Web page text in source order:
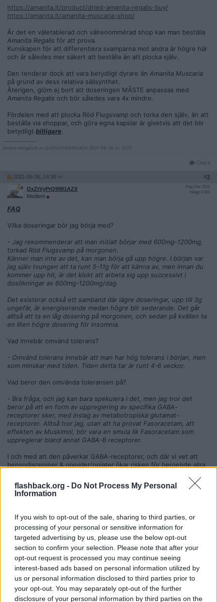
flashback.org - Do Not Process My Personal
Information
If you wish to opt-out of the sale, sharing to third parties, or
processing of your personal or sensitive information for
targeted advertising by us, please use the below opt-out
section to confirm your selection. Please note that after your
opt-out request is processed you may continue seeing
interest-based ads based on personal information utilized by
us or personal information disclosed to third parties prior to
your opt-out. You may separately opt-out of the further
disclosure of your personal information by third parties on the
https://amanita.lt/product/dried-amanita-regalis-buy/
https://amanita.lt/amanita-muscaria-shop/
Är det en väletablerad och välrenommérad shop kan man beställa
Amanita Regalis för att prova.
Kunskapen för att differentiera svamparna mot andra är högre här
och är således mer säkert att beställa än att plocka själv.
Den tenderar dock att vara betydligt dyrare än Amanita Muscaria
på grund av dess relativa sällsynthet.
Återigen, glöm ej bort att doseringen MÅSTE anpassas med
Amanita Regalis och bör således vara 4x mindre.
Fördelen med att plocka Röd Flugsvamp och torka den själv, än att
beställa via shoppar, och göra egna kapslar är givetvis att det blir
betydligt billigare.
Senast redigerad av QxZtVyPrQ9981AZX 2021-06-26 kl. 15:01.
Citera
2021-06-26, 14:36 #3
QxZtVyPrQ9981AZX
Medlem
Reg: Dec 2015
Inlägg: 6 163
FAQ
Vilka doseringar bör jag börja med?
- Jag rekommenderar att man initialt börjar med 600mg-1200mg,
torkad Röd Flugsvamp på morgonen.
Känner man inte av det, kan man börja gå upp högre. I början var
jag själv tvungen att ta runt 5-11g för att känna av, men innan du
kommer upp hit, är det klokt att arbeta sig upp successivt i
dosökningar av 600mg-1200mg/dag.
Det existerar också ett samband där lägre doseringar, upp till 3g
ungefär, är energiserande medan högre blir sederande. Det går
alltså att ta en låg dosering på morgonen, och sedan på kvällen ta
en liten högre dosering för insomnia.
Vad innebär omvänd tolerans?
- Omvänd tolerans innebär att man har hög tolerans i början, men
som minskar med tiden. Tiden detta tar är runt 4-6 veckor.
Vad beror den omvända toleransen på?
- Bra fråga, och jag kan bara spekulera i det, men jag tror det
beror på att en form av uppreglering av specifika GABA-
receptorer sker, med inslag av metabotropiska glutamat-
receptorer. Alltså tror jag, utan att ha provat Fasoracetam, att
effekten av Muskimol, bör vara en smula lik Fasoracetam som
uppreglerar bland annat GABA-B receptorer.
I och med att den påverkar GABA-receptorer, och där vi vet att
bensodiazepiner & opioider/opiater ökar risken för beroende allra
för beroende med Muskimol, i samma paritet som hos
bensodiazepiner?
man ska beskriva det metaforiskt. Vissa grenar orsakar beroende,
andra inte. Det går således att få anxiolytiska effekter av GABA-A
agonister genom att det stimulerar vissa grenar av receptorn som
är inte associerat med beroende.
Mer läsning i denna tråd nedan.
https://www.reddit.com/r/DrugNerds/comments/ccy9zt/comprehe
nsive_list_of_gabaa_receptor_anxiolytics/
https://www.ncbi.nlm.nih.gov/pmc/articles/PMC5973310/pdf/ndt-1
4-1351.pdf